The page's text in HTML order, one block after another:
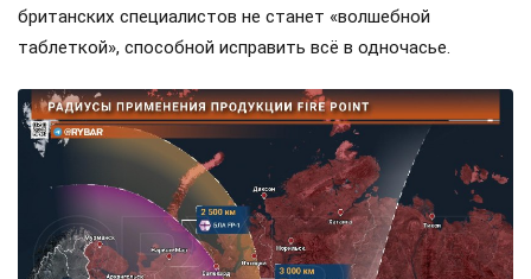
британских специалистов не станет «волшебной
таблеткой», способной исправить всё в одночасье.